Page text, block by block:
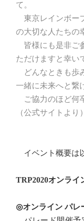
て。
東京レインボー
の大切な人たちの
皆様にも是非ご
ただけますと幸い
どんなときも歩
一緒に未来へと繋
ご協力のほど何
（公式サイトより）
イベント概要は
TRP2020オンライ
◎オンライン パレ